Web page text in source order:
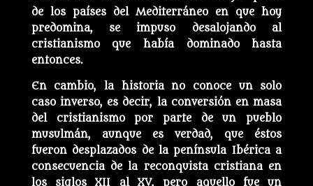
de los países del Mediterráneo en que hoy
predomina, se impuso desalojando al
cristianismo que había dominado hasta
entonces.
En cambio, la historia no conoce un solo
caso inverso, es decir, la conversión en masa
del cristianismo por parte de un pueblo
musulmán, aunque es verdad, que éstos
fueron desplazados de la península Ibérica a
consecuencia de la reconquista cristiana en
los siglos XII al XV, pero aquello fue un